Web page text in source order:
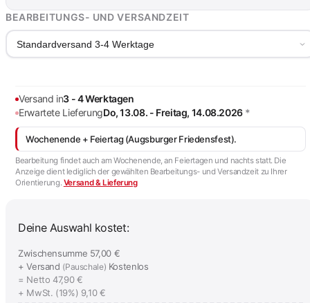
BEARBEITUNGS- UND VERSANDZEIT
Standardversand 3-4 Werktage
Versand in3 - 4 Werktagen
Erwartete LieferungDo, 13.08. - Freitag, 14.08.2026 *
Wochenende + Feiertag (Augsburger Friedensfest).
Bearbeitung findet auch am Wochenende, an Feiertagen und nachts statt. Die
Anzeige dient lediglich der gewählten Bearbeitungs- und Versandzeit zu Ihrer
Orientierung. Versand & Lieferung
Deine Auswahl kostet:
Zwischensumme 57,00 €
+ Versand (Pauschale) Kostenlos
= Netto 47,90 €
+ MwSt. (19%) 9,10 €